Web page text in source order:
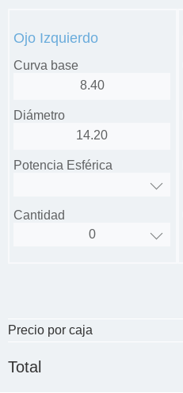
Ojo Izquierdo
Curva base
8.40
Diámetro
14.20
Potencia Esférica
Cantidad
Precio por caja
Total